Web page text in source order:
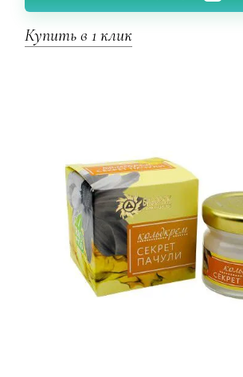
Купить в 1 клик